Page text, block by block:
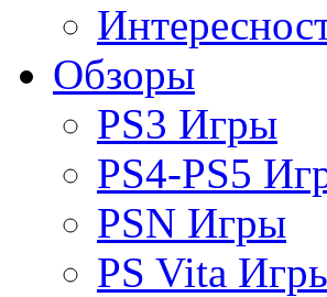
Обзоры
PS3 Игры
PS4-PS5
PSN Игры
PS Vita